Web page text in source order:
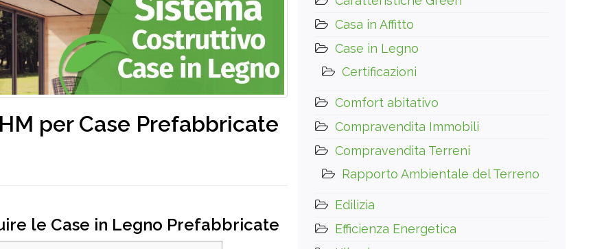
per Case Prefabbricate
le Case in Legno Prefabbricate
Casa in Affitto
Case in Legno
Certificazioni
Comfort abitativo
Compravendita Immobili
Compravendita Terreni
Rapporto Ambientale del Terreno
Edilizia
Efficienza Energetica